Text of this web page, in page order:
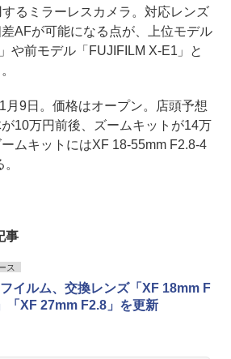
るミラーレスカメラ。対応レンズ
AFが可能になる点が、上位モデル
や前モデル「FUJIFILM X-E1」と
9日。価格はオープン。店頭予想
10万円前後、ズームキットが14万
ムキットにはXF 18-55mm F2.8-4
事
ス
イルム、交換レンズ「XF 18mm F
「XF 27mm F2.8」を更新